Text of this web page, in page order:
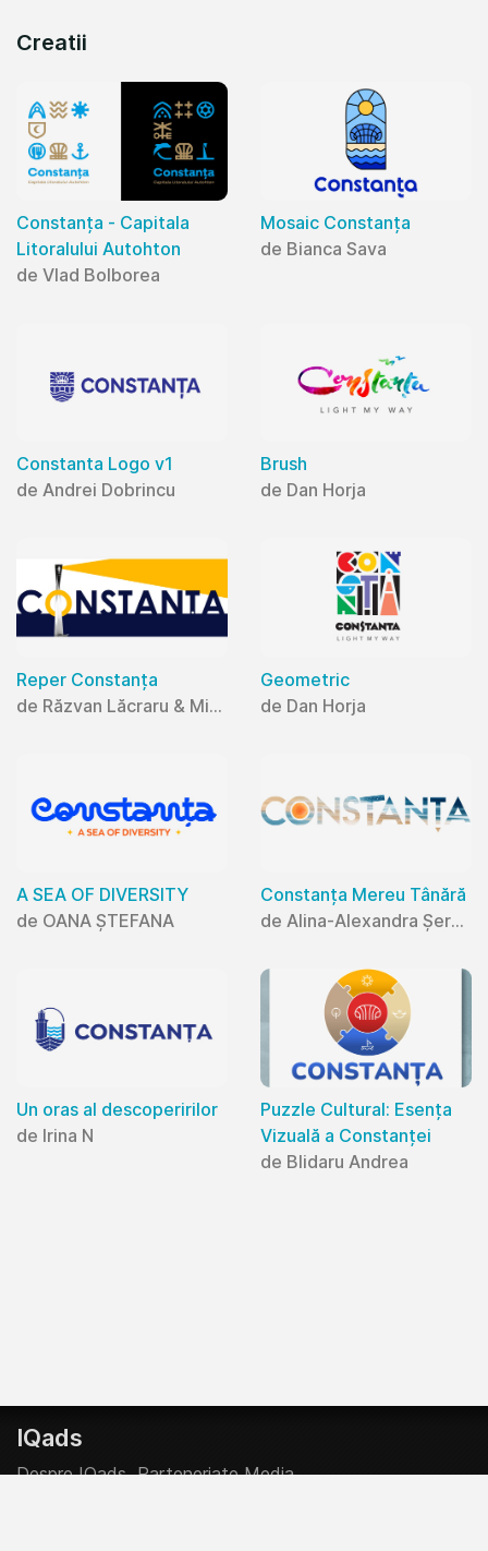
Creatii
Constanța - Capitala
Litoralului Autohton
de Vlad Bolborea
Mosaic Constanța
de Bianca Sava
Constanta Logo v1
de Andrei Dobrincu
Brush
de Dan Horja
Reper Constanța
de Răzvan Lăcraru & Mihaela Lăcraru
Geometric
de Dan Horja
A SEA OF DIVERSITY
de OANA ȘTEFANA
Constanța Mereu Tânără
de Alina-Alexandra Șerban
Un oras al descoperirilor
de Irina N
Puzzle Cultural: Esența
Vizuală a Constanței
de Blidaru Andrea
IQads
Despre IQads Parteneriate Media